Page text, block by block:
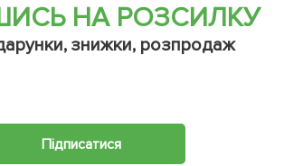
НА РОЗСИЛКУ
знижки, розпродаж
Підписатися